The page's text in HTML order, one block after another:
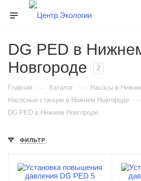
DG PED в
Новгороде
2
Главная — Каталог — Насосы в
Насосные станции в Нижнем Новгороде —
DG PED в Нижнем Новгороде
ФИЛЬТР